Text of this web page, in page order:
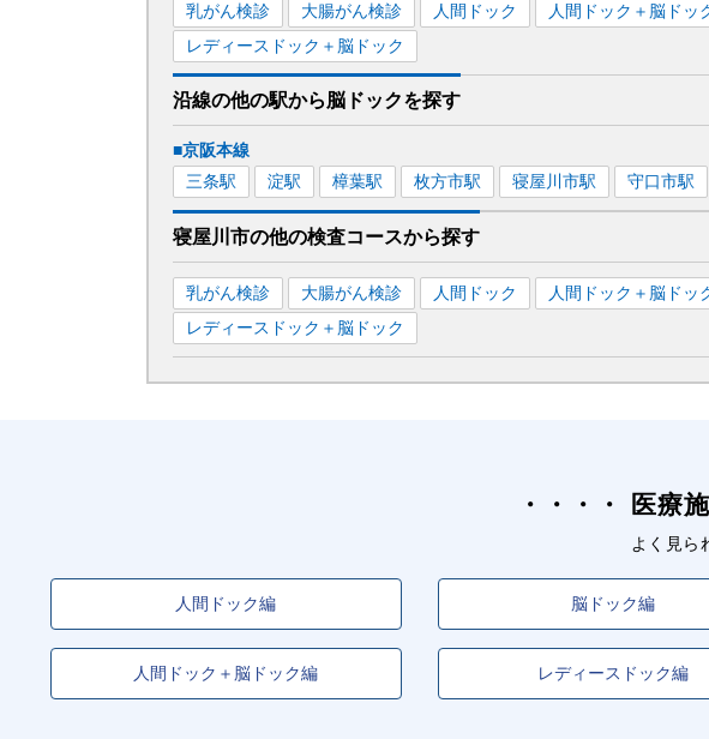
乳がん検診 大腸がん検診 人間ドック 人間ドック＋脳ドッ
レディースドック＋脳ドック
沿線の他の駅から脳ドックを探す
■京阪本線
三条駅 淀駅 樟葉駅 枚方市駅 寝屋川市駅 守口市駅
寝屋川市の他の検査コースから探す
乳がん検診 大腸がん検診 人間ドック 人間ドック＋脳ドッ
レディースドック＋脳ドック
医療
よく見ら
人間ドック編 脳ドック編
人間ドック＋脳ドック編 レディースドック編